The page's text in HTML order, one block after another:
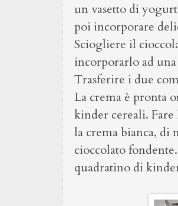
un vasetto di
poi incorporare
Sciogliere il
incorporarlo ad
Trasferire i due
La crema è pronta
kinder cereali.
la crema bianca, di
cioccolato
quadratino di